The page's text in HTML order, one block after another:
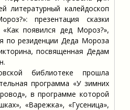
литературный калейдоскоп
презентация сказки
появился дед Мороз?»,
по резиденции Деда Мороза
посвященная Дедам
библиотеке прошла
программа «У зимних
в программе которой
«Варежка», «Гусеница»,